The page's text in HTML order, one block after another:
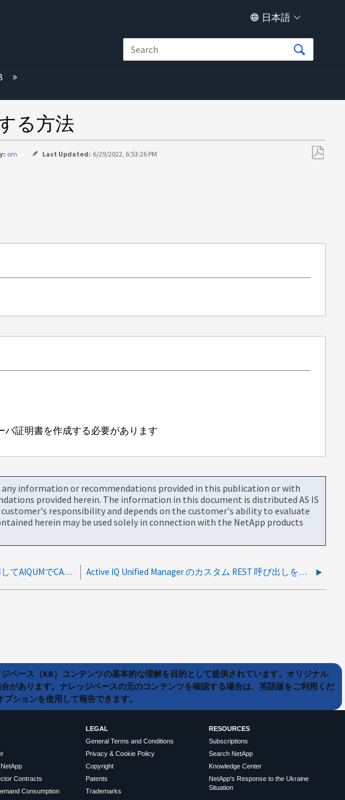
日本語
る方法
om Last Updated: 6/29/2022, 6:53:26 PM
バ証明書を作成する必要があります
information or recommendations provided in this publication or with
provided herein. The information in this document is distributed AS IS
responsibility and depends on the customer's ability to evaluate
herein may be used solely in connection with the NetApp products
OpenSSLとEC/RSAアルゴリズムを使用してAIQUMでCA署名証明書を作成する方法は? Active IQ Unified Manager のカスタム REST 呼び出しを作成する方法
ベース（KB）コンテンツの基本的な理解を目的として提供されています。オリジナル
があります。ナレッジベースの元のコンテンツを確認する場合は、英語版をご利用くだ
ションを使用して報告できます。
Contracts
Consumption
LEGAL
General Terms and Conditions
Privacy & Cookie Policy
Copyright
Patents
Trademarks
RESOURCES
Subscriptions
Search NetApp
Knowledge Center
NetApp's Response to the Ukraine
Situation